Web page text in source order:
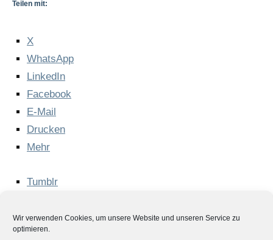
Teilen mit:
X
Whats­App
Lin­ke­dIn
Face­book
E‑Mail
Dru­cken
Mehr
Tumb­lr
Wir verwenden Cookies, um unsere Website und unseren Service zu
optimieren.